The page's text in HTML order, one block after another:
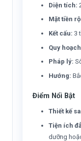
Diện tích:
Mặt tiền
Kết cấu: 3
Quy
Pháp lý:
Hướng:
Điểm Nổi Bật
Thiết kế
Tiện ích
dưỡng